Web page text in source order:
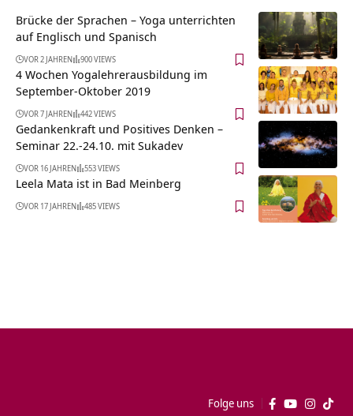
Brücke der Sprachen – Yoga unterrichten
auf Englisch und Spanisch
VOR 2 JAHREN 900 VIEWS
4 Wochen Yogalehrerausbildung im
September-Oktober 2019
VOR 7 JAHREN 442 VIEWS
Gedankenkraft und Positives Denken –
Seminar 22.-24.10. mit Sukadev
VOR 16 JAHREN 553 VIEWS
Leela Mata ist in Bad Meinberg
VOR 17 JAHREN 485 VIEWS
Folge uns